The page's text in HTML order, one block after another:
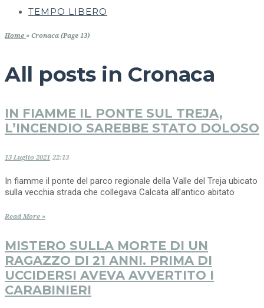
TEMPO LIBERO
Home » Cronaca (Page 13)
All posts in Cronaca
IN FIAMME IL PONTE SUL TREJA,
L’INCENDIO SAREBBE STATO DOLOSO
13 Luglio 2021 22:13
In fiamme il ponte del parco regionale della Valle del Treja ubicato
sulla vecchia strada che collegava Calcata all’antico abitato
Read More »
MISTERO SULLA MORTE DI UN
RAGAZZO DI 21 ANNI. PRIMA DI
UCCIDERSI AVEVA AVVERTITO I
CARABINIERI